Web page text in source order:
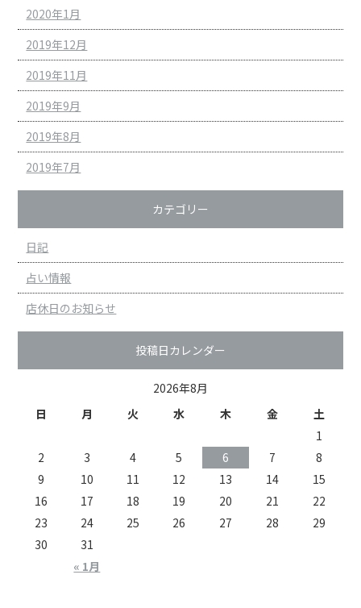
2020年1月
2019年12月
2019年11月
2019年9月
2019年8月
2019年7月
カテゴリー
日記
占い情報
店休日のお知らせ
投稿日カレンダー
2026年8月
日
月 火 水 木 金 土
« 1月
1
2
3 4 5 6 7
8
9
10 11 12 13 14
15
16
17 18 19 20 21
22
23
24 25 26 27 28
29
30
31